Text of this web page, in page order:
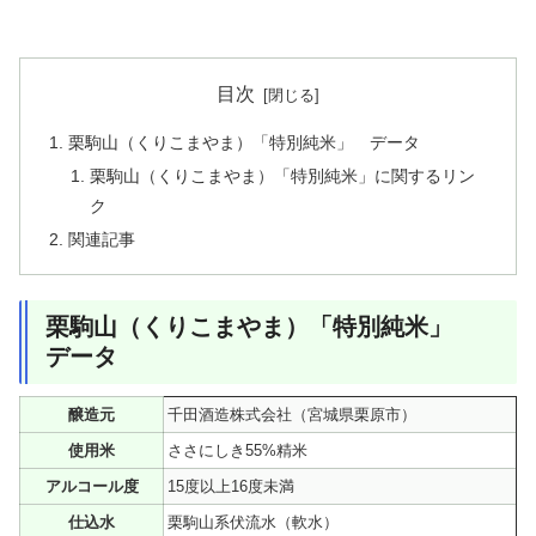
目次
栗駒山（くりこまやま）「特別純米」 データ
栗駒山（くりこまやま）「特別純米」に関するリン
ク
関連記事
栗駒山（くりこまやま）「特別純米」
データ
醸造元
千田酒造株式会社（宮城県栗原市）
使用米
ささにしき55%精米
アルコール度
15度以上16度未満
仕込水
栗駒山系伏流水（軟水）